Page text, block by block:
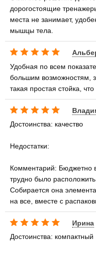
дорогостоящие
места не занимает,
мышцы тела.
Удобная по всем
большим возможностям,
такая простая стойка,
Достоинства: качество
Недостатки:
Комментарий: Бюджетно
трудно было расположить
Собирается она
на все, вместе с
Ирина
Достоинства: компактный